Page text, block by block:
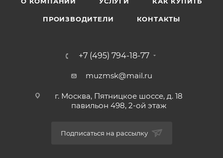
ПРОИЗВОДИТЕЛИ КОНТАКТЫ
+7 (495) 794-18-77
muzmsk@mail.ru
г. Москва, Пятницкое шоссе, д. 18
павильон 498, 2-ой этаж
Подписаться на рассылку